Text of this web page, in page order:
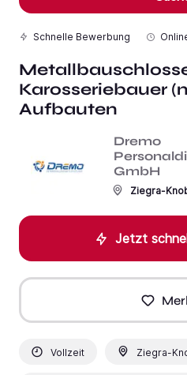
Schnelle Bewerbung
Karosseriebauer
Aufbauten
Dremo
GmbH
Ziegra-
Jetzt
Vollzeit Ziegra-